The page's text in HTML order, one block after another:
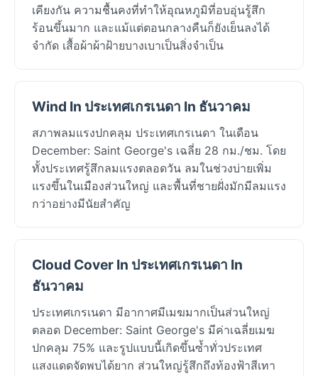
เคียงกัน ความชื้นคงที่ทำให้อุณหภูมิที่อบอุ่นรู้สึก
ร้อนขึ้นมาก และแม้แต่ตอนกลางคืนก็ยังเย็นลงได้
จำกัด เสื้อผ้าผ้าฝ้ายบางเบาเป็นสิ่งจำเป็น
Wind In ประเทศเกรเนดา In ธันวาคม
สภาพลมแรงปกคลุม ประเทศเกรเนดา ในเดือน
December: Saint George's เฉลี่ย 28 กม./ชม. โดย
ทั้งประเทศรู้สึกลมแรงตลอดวัน ลมในช่วงบ่ายเพิ่ม
แรงขึ้นในเมืองส่วนใหญ่ และพื้นที่ชายฝั่งมักมีลมแรง
กว่าอย่างมีนัยสำคัญ
Cloud Cover In ประเทศเกรเนดา In
ธันวาคม
ประเทศเกรเนดา มีอากาศมีเมฆมากเป็นส่วนใหญ่
ตลอด December: Saint George's มีค่าเฉลี่ยเมฆ
ปกคลุม 75% และรูปแบบนี้เกิดขึ้นซ้ำทั่วประเทศ
แสงแดดจัดพบได้ยาก ส่วนใหญ่รู้สึกถึงท้องฟ้าสีเทา